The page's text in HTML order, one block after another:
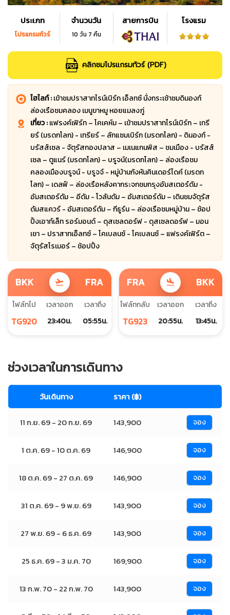
ประเภท
โปรแกรมทัวร์
จำนวนวัน
10 วัน 7 คืน
สายการบิน โรงแรม
คลิกชมโปรแกรมทัวร์ (PDF)
ไฮไลท์ :เข้าชมปราสาทไรน์เบิร์ก เอ็ลทซ์ นั่งกระเช้าชมดินองท์
ล่องเรือชมคลอง เมนูขาหมู หอยแมลงภู่
เที่ยว :แฟรงค์เฟิร์ท – โคเคห์ม – เข้าชมปราสาทไรน์เบิร์ก – เทรี
ยร์ (มรดกโลก) - เทรียร์ – ลักแซมเบิร์ก (มรดกโลก) - ดินองท์ -
บรัสส์เซล - จัตุรัสกองปลาส – เมเนแกนพิส – ชมเมือง - บรัสส์
เซล – ตูแนร์ (มรดกโลก) – บรูจน์(มรดกโลก) – ล่องเรือชม
คลองเมืองบรูจน์ - บรูจจ์ - หมู่บ้านกังหันคินเดอร์ไดค์ (มรดก
โลก) – เดลฟ์ – ล่องเรือหลังคากระจกชมกรุงอัมสเตอร์ดัม -
อัมสเตอร์ดัม – อีดัม - โวลันดัม – อัมสเตอร์ดัม – เดินชมจัตุรัส
ดัมสแควร์ - อัมสเตอร์ดัม – กีธูร์น – ล่องเรือชมหมู่บ้าน – ช้อป
ปิ้งเอาท์เล็ท รอร์มอนด์ – ดุสเซลดอร์ฟ - ดุสเซลดอร์ฟ – มอน
เชา – ปราสาทเอ็ลทซ์ – โคเบลนซ์ - โคเบลนซ์ – แฟรงค์เฟิร์ต –
จัตุรัสโรเมอร์ – ช้อปปิ้ง
BKK flight_takeoff FRA
ไฟล์ทไป
TG920
เวลาออก
23:40น.
เวลาถึง
05:55น.
FRA flight_land BKK
ไฟล์ทกลับ
TG923
เวลาออก
20:55น.
เวลาถึง
13:45น.
ช่วงเวลาในการเดินทาง
วันเดินทาง ราคา (฿)
11 ก.ย. 69 - 20 ก.ย. 69 143,900 จอง
1 ต.ค. 69 - 10 ต.ค. 69 146,900 จอง
18 ต.ค. 69 - 27 ต.ค. 69 146,900 จอง
31 ต.ค. 69 - 9 พ.ย. 69 143,900 จอง
27 พ.ย. 69 - 6 ธ.ค. 69 143,900 จอง
25 ธ.ค. 69 - 3 ม.ค. 70 169,900 จอง
13 ก.พ. 70 - 22 ก.พ. 70 143,900 จอง